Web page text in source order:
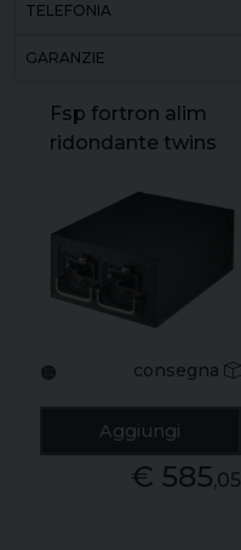
TELEFONIA
GARANZIE
Fsp fortron alim
ridondante twins
cond giapponesi
🟠 consegna
Aggiungi
€ 585,05